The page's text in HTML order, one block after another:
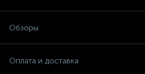
Обзоры
Оплата и доставка